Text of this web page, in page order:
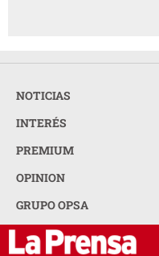
NOTICIAS
INTERÉS
PREMIUM
OPINION
GRUPO OPSA